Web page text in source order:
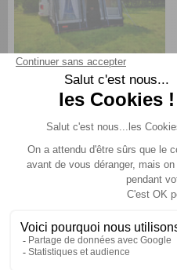
gonflable Lantana Air
Soplair
CHOISIR LE MODÈLE